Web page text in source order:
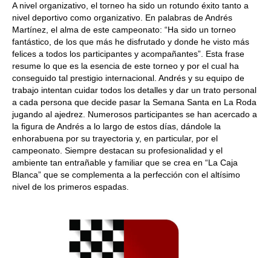
A nivel organizativo, el torneo ha sido un rotundo éxito tanto a
nivel deportivo como organizativo. En palabras de Andrés
Martínez, el alma de este campeonato: “Ha sido un torneo
fantástico, de los que más he disfrutado y donde he visto más
felices a todos los participantes y acompañantes”. Esta frase
resume lo que es la esencia de este torneo y por el cual ha
conseguido tal prestigio internacional. Andrés y su equipo de
trabajo intentan cuidar todos los detalles y dar un trato personal
a cada persona que decide pasar la Semana Santa en La Roda
jugando al ajedrez. Numerosos participantes se han acercado a
la figura de Andrés a lo largo de estos días, dándole la
enhorabuena por su trayectoria y, en particular, por el
campeonato. Siempre destacan su profesionalidad y el
ambiente tan entrañable y familiar que se crea en “La Caja
Blanca” que se complementa a la perfección con el altísimo
nivel de los primeros espadas.